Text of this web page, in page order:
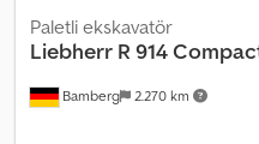
Bamberg 2.270 km
Paletli ekskavatör
Liebherr R 914